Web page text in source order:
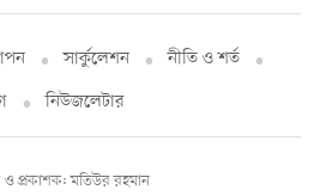
সার্কুলেশন
নীতি ও শর্ত
নিউজলেটার
প্রকাশক: মতিউর রহমান